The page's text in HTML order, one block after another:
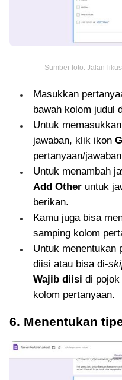
Sumber foto:
Masukkan
bawah kolom judul
Untuk
jawaban, klik ikon
pertanyaan/
Untuk menambah
Add Other untuk
berikan.
Kamu juga bisa
samping kolom
Untuk menentukan
diisi atau bisa di-
Wajib diisi di pojok
kolom pertanyaan.
6. Menentukan